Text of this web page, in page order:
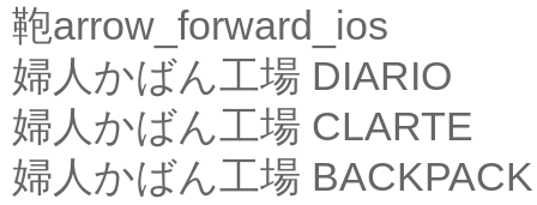
鞄arrow_forward_ios
婦人かばん工場 DIARIO
婦人かばん工場 CLARTE
婦人かばん工場 BACKPACK